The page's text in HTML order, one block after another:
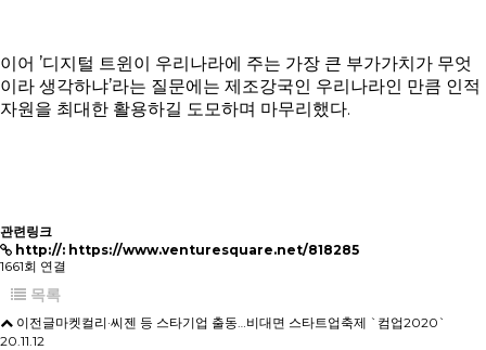
이어 ’디지털 트윈이 우리나라에 주는 가장 큰 부가가치가 무엇
이라 생각하냐’라는 질문에는 제조강국인 우리나라인 만큼 인적
자원을 최대한 활용하길 도모하며 마무리했다.
관련링크
http://: https://www.venturesquare.net/818285
1661회 연결
목록
이전글마켓컬리·씨젠 등 스타기업 출동…비대면 스타트업축제 `컴업2020`
20.11.12